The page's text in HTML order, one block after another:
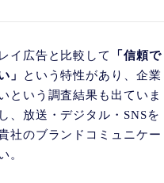
イ広告と比較して
「信頼で
」
という特性があり、企業
という調査結果も出ていま
、放送・デジタル・SNSを
社のブランドコミュニケー
。